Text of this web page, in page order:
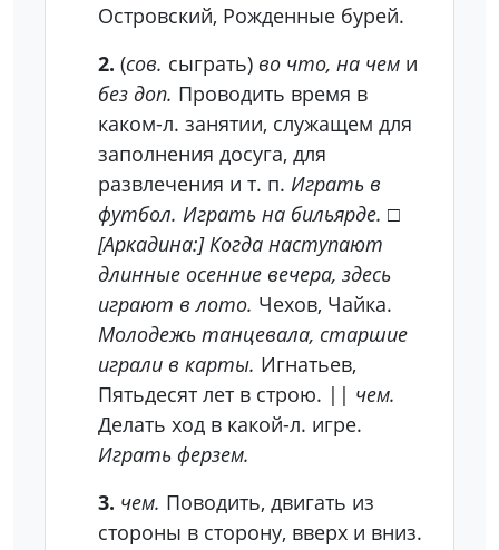
Островский, Рожденные бурей.
2. (сов. сыграть) во что, на чем и
без доп. Проводить время в
каком-л. занятии, служащем для
заполнения досуга, для
развлечения и т. п. Играть в
футбол. Играть на бильярде. □
[Аркадина:] Когда наступают
длинные осенние вечера, здесь
играют в лото. Чехов, Чайка.
Молодежь танцевала, старшие
играли в карты. Игнатьев,
Пятьдесят лет в строю. || чем.
Делать ход в какой-л. игре.
Играть ферзем.
3. чем. Поводить, двигать из
стороны в сторону, вверх и вниз.